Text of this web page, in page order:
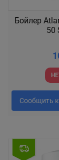
Бойлер
50
Сообщить